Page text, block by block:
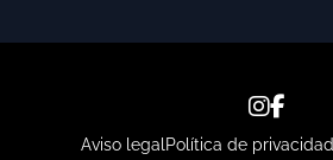
Aviso legal Política de privacidad